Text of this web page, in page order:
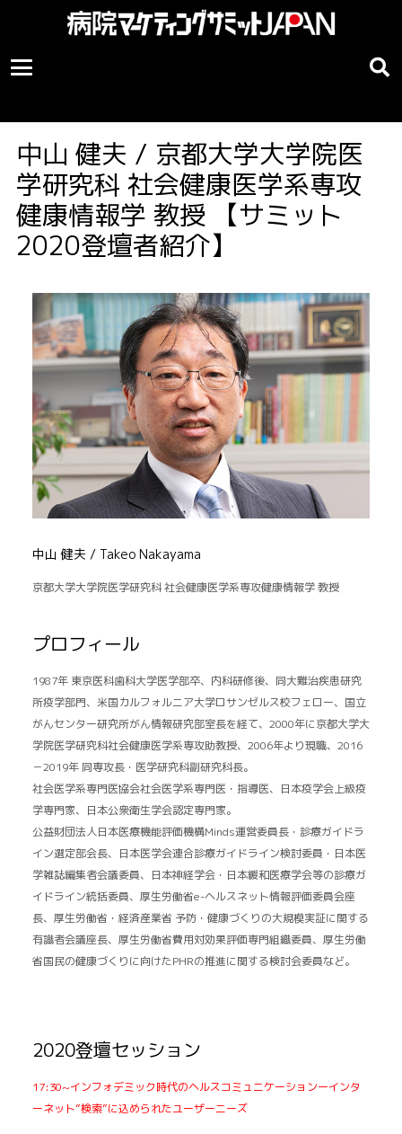
中山 健夫 / 京都大学大学院医
学研究科 社会健康医学系専攻
健康情報学 教授 【サミット
2020登壇者紹介】
中山 健夫 / Takeo Nakayama
京都大学大学院医学研究科 社会健康医学系専攻健康情報学 教授
プロフィール
1987年 東京医科歯科大学医学部卒、内科研修後、同大難治疾患研究
所疫学部門、米国カルフォルニア大学ロサンゼルス校フェロー、国立
がんセンター研究所がん情報研究部室長を経て、2000年に京都大学大
学院医学研究科社会健康医学系専攻助教授、2006年より現職、2016
－2019年 同専攻長・医学研究科副研究科長。
社会医学系専門医協会社会医学系専門医・指導医、日本疫学会上級疫
学専門家、日本公衆衛生学会認定専門家。
公益財団法人日本医療機能評価機構Minds運営委員長・診療ガイドラ
イン選定部会長、日本医学会連合診療ガイドライン検討委員・日本医
学雑誌編集者会議委員、日本神経学会・日本緩和医療学会等の診療ガ
イドライン統括委員、厚生労働省e-ヘルスネット情報評価委員会座
長、厚生労働省・経済産業省 予防・健康づくりの大規模実証に関する
有識者会議座長、厚生労働省費用対効果評価専門組織委員、厚生労働
省国民の健康づくりに向けたPHRの推進に関する検討会委員など。
2020登壇セッション
17:30~インフォデミック時代のヘルスコミュニケーションーインタ
ーネット”検索”に込められたユーザーニーズ